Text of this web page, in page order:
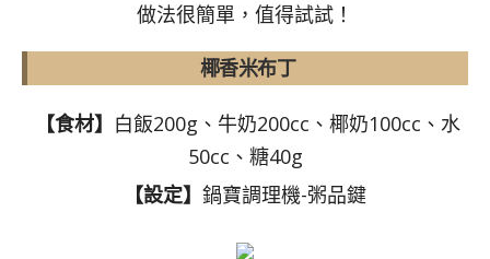
做法很簡單，值得試試！
椰香米布丁
【食材】 白飯200g、牛奶200cc、椰奶100cc、水
50cc、糖40g
【設定】 鍋寶調理機-粥品鍵